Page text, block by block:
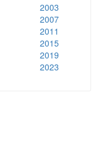
2003
2007
2011
2015
2019
2023